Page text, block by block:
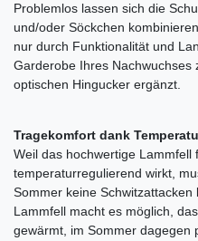
Problemlos lassen sich die
und/oder Söckchen
nur durch Funktionalität und
Garderobe Ihres Nachwuchses
optischen Hingucker ergänzt.
Tragekomfort dank
Weil das hochwertige Lammfell
temperaturregulierend wirkt,
Sommer keine
Lammfell macht es möglich,
gewärmt, im Sommer dagegen